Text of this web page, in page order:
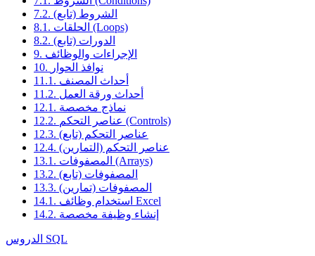
7.2. الشروط (تابع)
8.1. الحلقات (Loops)
8.2. الدورات (تابع)
9. الإجراءات والوظائف
10. نوافذ الحوار
11.1. أحداث المصنف
11.2. أحداث ورقة العمل
12.1. نماذج مخصصة
12.2. عناصر التحكم (Controls)
12.3. عناصر التحكم (تابع)
12.4. عناصر التحكم (التمارين)
13.1. المصفوفات (Arrays)
13.2. المصفوفات (تابع)
13.3. المصفوفات (تمارين)
14.1. استخدام وظائف Excel
14.2. إنشاء وظيفة مخصصة
الدروس SQL